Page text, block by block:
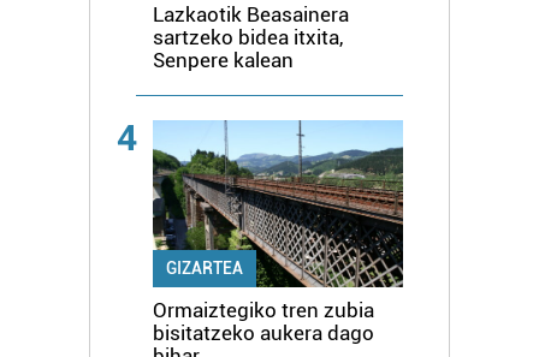
Lazkaotik Beasainera
sartzeko bidea itxita,
Senpere kalean
4
GIZARTEA
Ormaiztegiko tren zubia
bisitatzeko aukera dago